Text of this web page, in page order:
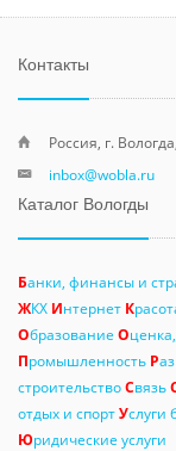
Контакты
Россия, г.
inbox@wobla.ru
Каталог Вологды
Банки, финансы и
ЖКХ Интернет К
Образование О
Промышленность Р
строительствоСвязь
отдых и спортУслуги
Юридические услуги